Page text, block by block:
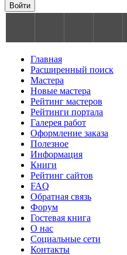
Войти
Главная
Расширенный поиск
Мастера
Новые мастера
Рейтинг мастеров
Рейтинги портала
Галерея работ
Оформление заказа
Полезное
Информация
Книги
Рейтинг сайтов
FAQ
Обратная связь
Форум
Гостевая книга
О нас
Социальные сети
Контакты